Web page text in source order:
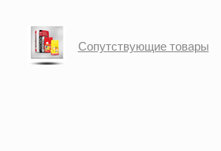
Сопутствующие товары